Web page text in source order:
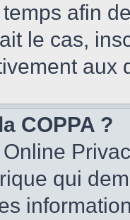
afin
le cas,
aux
COPPA ?
qui